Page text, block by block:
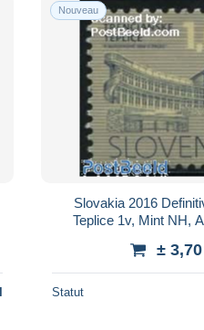
Nouveau
Slovakia 2016
Teplice 1v, Mint NH,
±
Statut